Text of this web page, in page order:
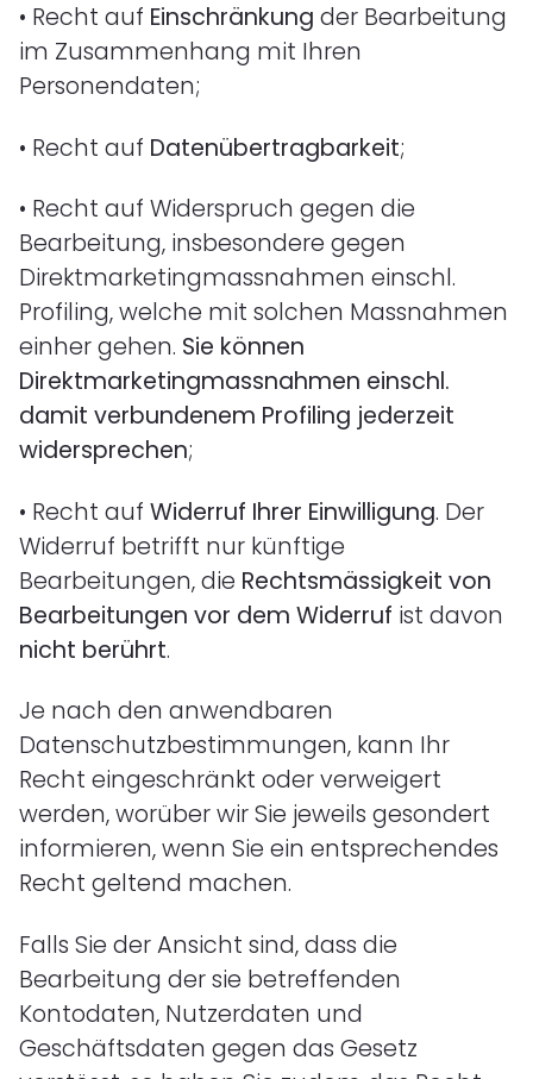
• Recht auf Einschränkung der Bearbeitung
im Zusammenhang mit Ihren
Personendaten;
• Recht auf Datenübertragbarkeit;
• Recht auf Widerspruch gegen die
Bearbeitung, insbesondere gegen
Direktmarketingmassnahmen einschl.
Profiling, welche mit solchen Massnahmen
einher gehen. Sie können
Direktmarketingmassnahmen einschl.
damit verbundenem Profiling jederzeit
widersprechen;
• Recht aufWiderruf Ihrer Einwilligung. Der
Widerruf betrifft nur künftige
Bearbeitungen, die Rechtsmässigkeit von
Bearbeitungen vor dem Widerruf ist davon
nicht berührt.
Je nach den anwendbaren
Datenschutzbestimmungen, kann Ihr
Recht eingeschränkt oder verweigert
werden, worüber wir Sie jeweils gesondert
informieren, wenn Sie ein entsprechendes
Recht geltend machen.
Falls Sie der Ansicht sind, dass die
Bearbeitung der sie betreffenden
Kontodaten, Nutzerdaten und
Geschäftsdaten gegen das Gesetz